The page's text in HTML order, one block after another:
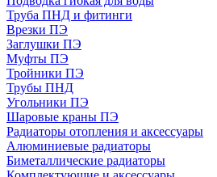
Труба ПНД и фитинги
Врезки ПЭ
Заглушки ПЭ
Муфты ПЭ
Тройники ПЭ
Трубы ПНД
Угольники ПЭ
Шаровые краны ПЭ
Радиаторы отопления и аксессуары
Алюминиевые радиаторы
Биметаллические радиаторы